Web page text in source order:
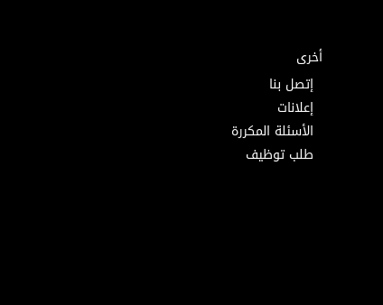
أخرى
إتصل بنا
إعلانات
الأسئلة المكررة
طلب توظيف